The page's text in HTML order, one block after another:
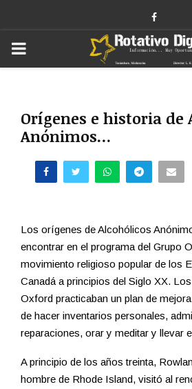
PRIMARY
Orígenes e historia de
Anónimos…
Los orígenes de Alcohólicos
encontrar en el programa del Grupo
movimiento religioso popular de los
Canadá a principios del Siglo XX.
Oxford practicaban un plan de
de hacer inventarios personales,
reparaciones, orar y meditar y llevar
A principio de los años treinta,
hombre de Rhode Island, visitó al